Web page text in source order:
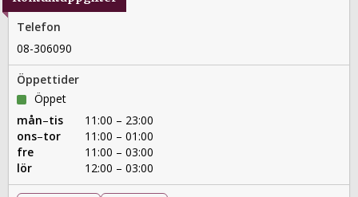
Telefon
08-306090
Öppettider
Öppet
mån–tis
11:00 – 23:00
ons–tor
11:00 – 01:00
fre
11:00 – 03:00
lör
12:00 – 03:00